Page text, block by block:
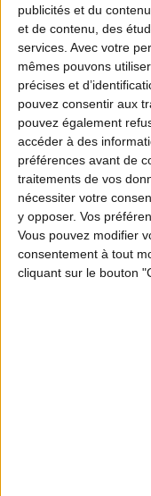
publicités et du
et de contenu, des
services. Avec votre
mêmes pouvons
précises et
pouvez consentir aux
pouvez également
accéder à des
préférences avant de
traitements de vos
nécessiter votre
y opposer. Vos
Vous pouvez modifier
consentement à tout
cliquant sur le bouton